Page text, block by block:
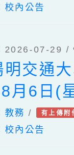
區初賽
學年度
年國教
語沉浸
及小學
校內公告
2026-07-29 /
明交通
月6日(
K-
創新研
教務 / 有上傳附
校內公告